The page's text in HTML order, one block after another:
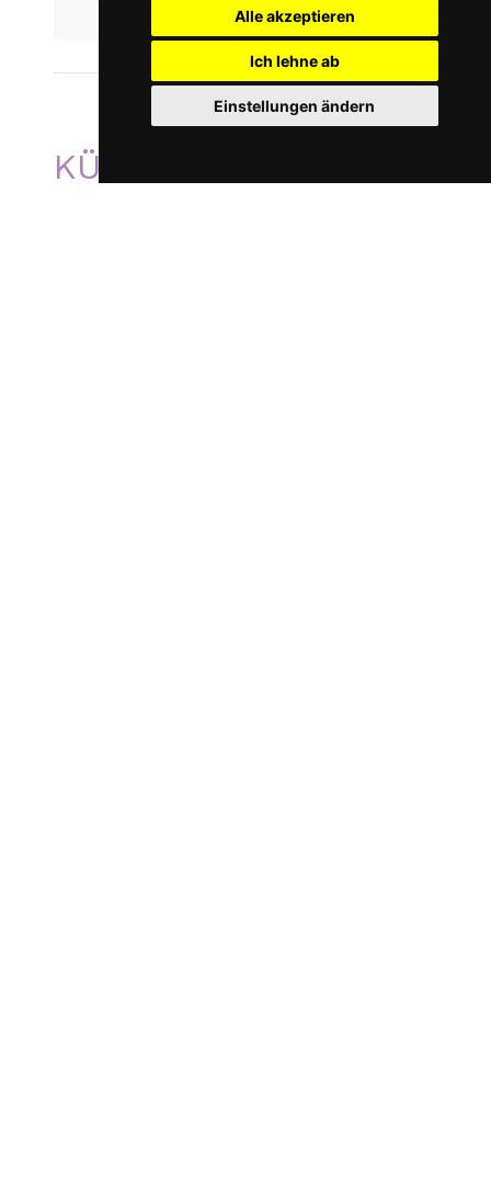
Alle akzeptieren
Ich lehne ab
Einstellungen ändern
KÜNSTLERISCHE